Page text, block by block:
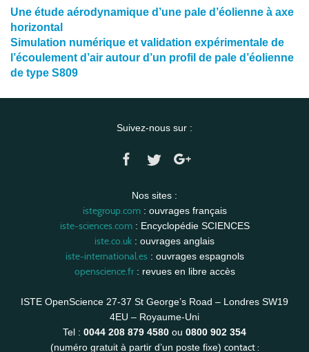
Une étude aérodynamique d’une pale d’éolienne à axe
horizontal
Simulation numérique et validation expérimentale de
l’écoulement d’air autour d’un profil de pale d’éolienne
de type S809
Suivez-nous sur :
Nos sites :
istegroup.com: ouvrages français
iste-sciences.com: Encyclopédie SCIENCES
iste.co.uk : ouvrages anglais
iste-international.es: ouvrages espagnols
openscience.fr: revues en libre accès
ISTE OpenScience 27-37 St George’s Road – Londres SW19
4EU – Royaume-Uni
Tel : 0044 208 879 4580 ou 0800 902 354
(numéro gratuit à partir d’un poste fixe) contact :